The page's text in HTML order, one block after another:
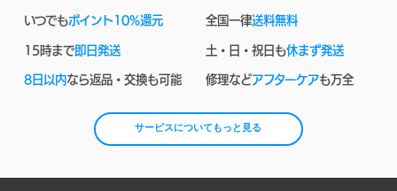
いつでもポイント10%還元 全国一律送料無料
15時まで即日発送 土・日・祝日も休まず発送
8日以内なら返品・交換も可能 修理などアフターケアも万全
サービスについてもっと見る